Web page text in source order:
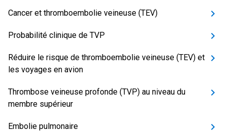
Cancer et thromboembolie veineuse (TEV)
Probabilité clinique de TVP
Réduire le risque de thromboembolie veineuse (TEV) et
les voyages en avion
Thrombose veineuse profonde (TVP) au niveau du
membre supérieur
Embolie pulmonaire